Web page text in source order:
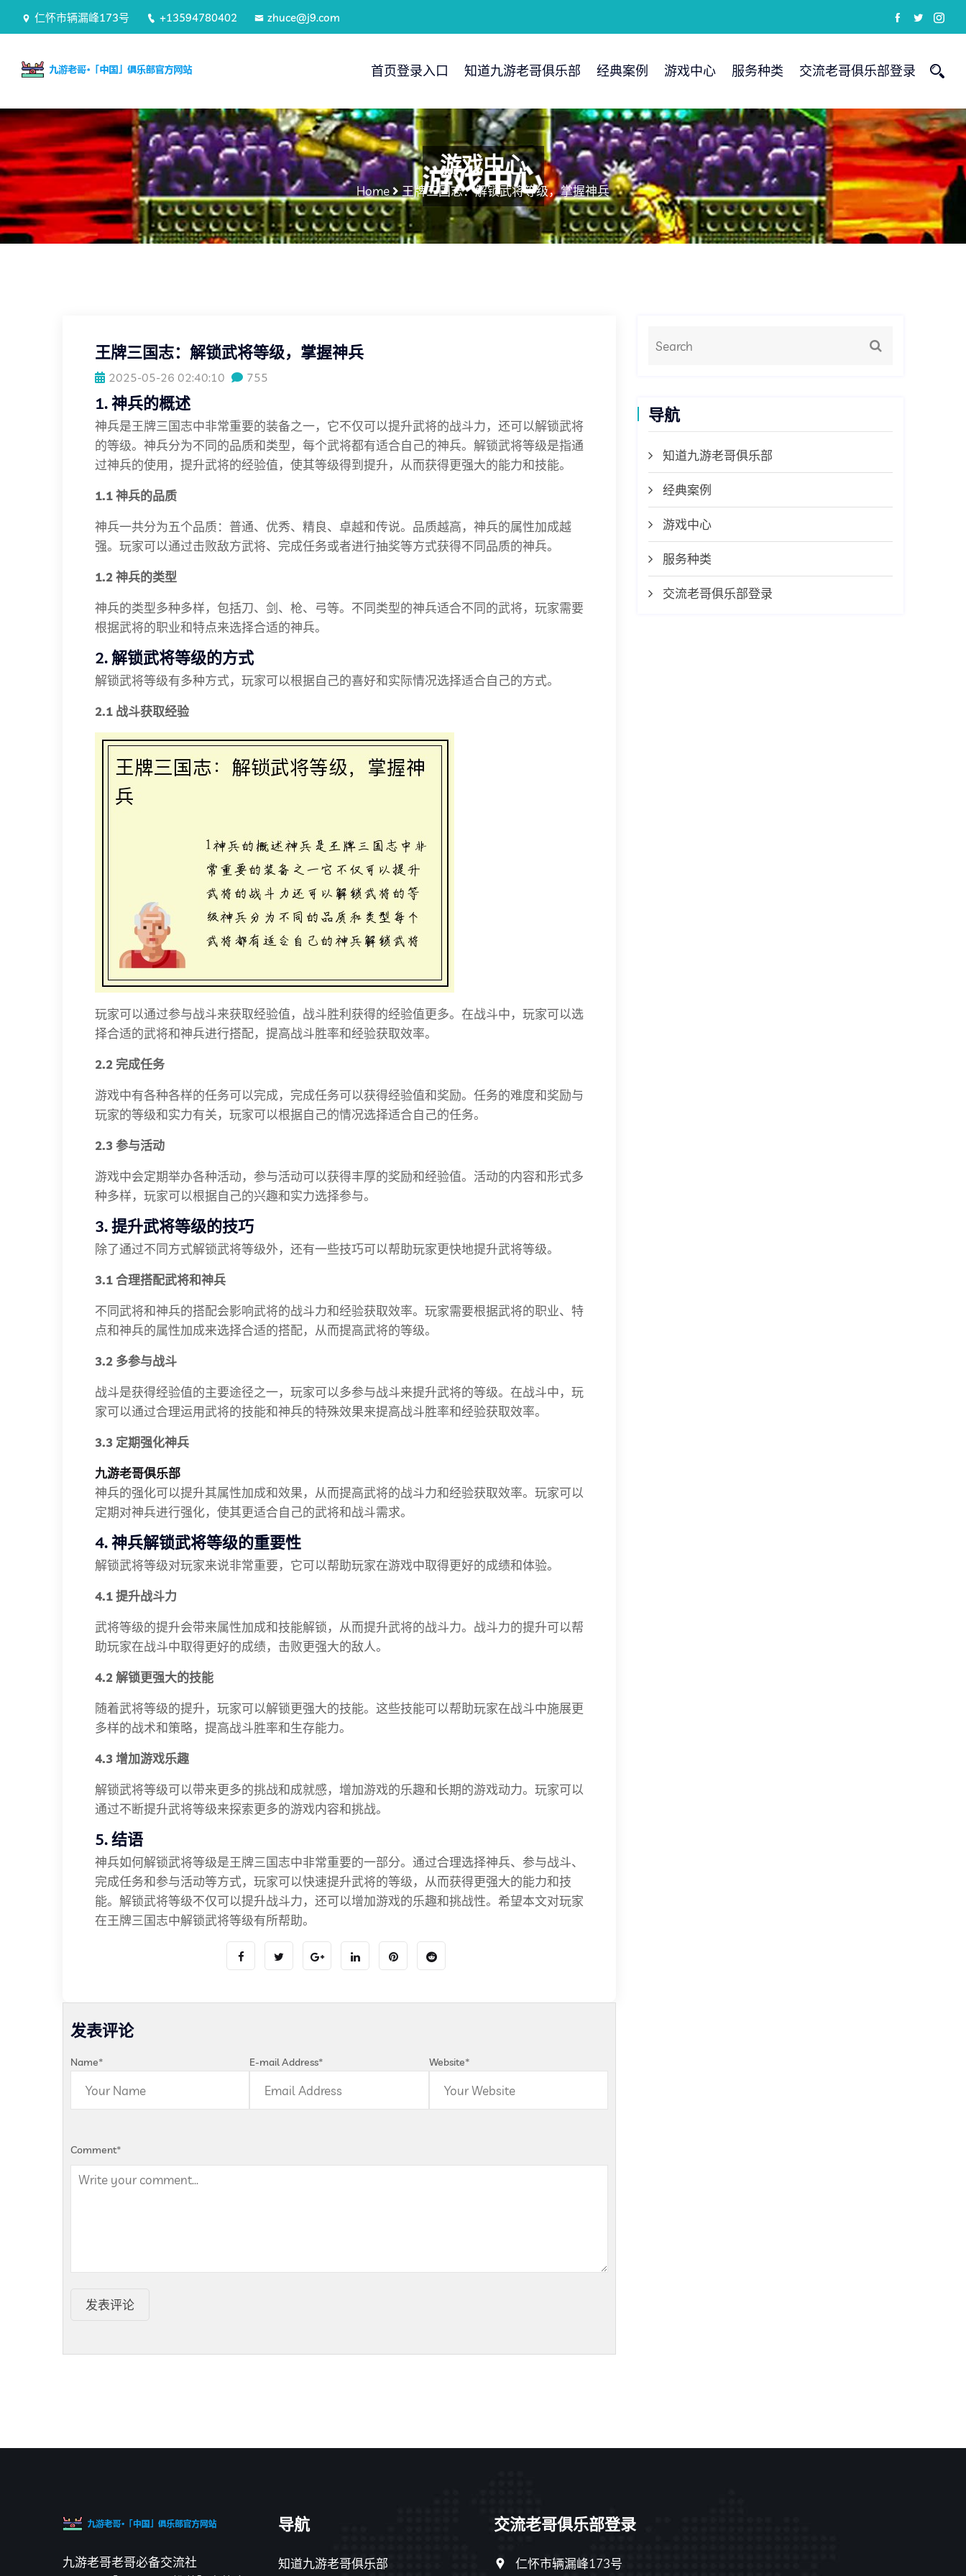
仁怀市辆漏峰173号 +13594780402 zhuce@j9.com
首页登录入口 知道九游老哥俱乐部 经典案例 游戏中心 服务种类 交流老哥俱乐部登录
游戏中心
Home 王牌三国志：解锁武将等级，掌握神兵
王牌三国志：解锁武将等级，掌握神兵
2025-05-26 02:40:10 755
1. 神兵的概述
神兵是王牌三国志中非常重要的装备之一，它不仅可以提升武将的战斗力，还可以解锁武将
的等级。神兵分为不同的品质和类型，每个武将都有适合自己的神兵。解锁武将等级是指通
过神兵的使用，提升武将的经验值，使其等级得到提升，从而获得更强大的能力和技能。
1.1 神兵的品质
神兵一共分为五个品质：普通、优秀、精良、卓越和传说。品质越高，神兵的属性加成越
强。玩家可以通过击败敌方武将、完成任务或者进行抽奖等方式获得不同品质的神兵。
1.2 神兵的类型
神兵的类型多种多样，包括刀、剑、枪、弓等。不同类型的神兵适合不同的武将，玩家需要
根据武将的职业和特点来选择合适的神兵。
2. 解锁武将等级的方式
解锁武将等级有多种方式，玩家可以根据自己的喜好和实际情况选择适合自己的方式。
2.1 战斗获取经验
玩家可以通过参与战斗来获取经验值，战斗胜利获得的经验值更多。在战斗中，玩家可以选
择合适的武将和神兵进行搭配，提高战斗胜率和经验获取效率。
2.2 完成任务
游戏中有各种各样的任务可以完成，完成任务可以获得经验值和奖励。任务的难度和奖励与
玩家的等级和实力有关，玩家可以根据自己的情况选择适合自己的任务。
2.3 参与活动
游戏中会定期举办各种活动，参与活动可以获得丰厚的奖励和经验值。活动的内容和形式多
种多样，玩家可以根据自己的兴趣和实力选择参与。
3. 提升武将等级的技巧
除了通过不同方式解锁武将等级外，还有一些技巧可以帮助玩家更快地提升武将等级。
3.1 合理搭配武将和神兵
不同武将和神兵的搭配会影响武将的战斗力和经验获取效率。玩家需要根据武将的职业、特
点和神兵的属性加成来选择合适的搭配，从而提高武将的等级。
3.2 多参与战斗
战斗是获得经验值的主要途径之一，玩家可以多参与战斗来提升武将的等级。在战斗中，玩
家可以通过合理运用武将的技能和神兵的特殊效果来提高战斗胜率和经验获取效率。
3.3 定期强化神兵
九游老哥俱乐部
神兵的强化可以提升其属性加成和效果，从而提高武将的战斗力和经验获取效率。玩家可以
定期对神兵进行强化，使其更适合自己的武将和战斗需求。
4. 神兵解锁武将等级的重要性
解锁武将等级对玩家来说非常重要，它可以帮助玩家在游戏中取得更好的成绩和体验。
4.1 提升战斗力
武将等级的提升会带来属性加成和技能解锁，从而提升武将的战斗力。战斗力的提升可以帮
助玩家在战斗中取得更好的成绩，击败更强大的敌人。
4.2 解锁更强大的技能
随着武将等级的提升，玩家可以解锁更强大的技能。这些技能可以帮助玩家在战斗中施展更
多样的战术和策略，提高战斗胜率和生存能力。
4.3 增加游戏乐趣
解锁武将等级可以带来更多的挑战和成就感，增加游戏的乐趣和长期的游戏动力。玩家可以
通过不断提升武将等级来探索更多的游戏内容和挑战。
5. 结语
神兵如何解锁武将等级是王牌三国志中非常重要的一部分。通过合理选择神兵、参与战斗、
完成任务和参与活动等方式，玩家可以快速提升武将的等级，从而获得更强大的能力和技
能。解锁武将等级不仅可以提升战斗力，还可以增加游戏的乐趣和挑战性。希望本文对玩家
在王牌三国志中解锁武将等级有所帮助。
发表评论
Name* E-mail Address* Website*
Comment*
发表评论
导航
知道九游老哥俱乐部
经典案例
游戏中心
服务种类
交流老哥俱乐部登录
九游老哥老哥必备交流社
导航
知道九游老哥俱乐部
交流老哥俱乐部登录
仁怀市辆漏峰173号